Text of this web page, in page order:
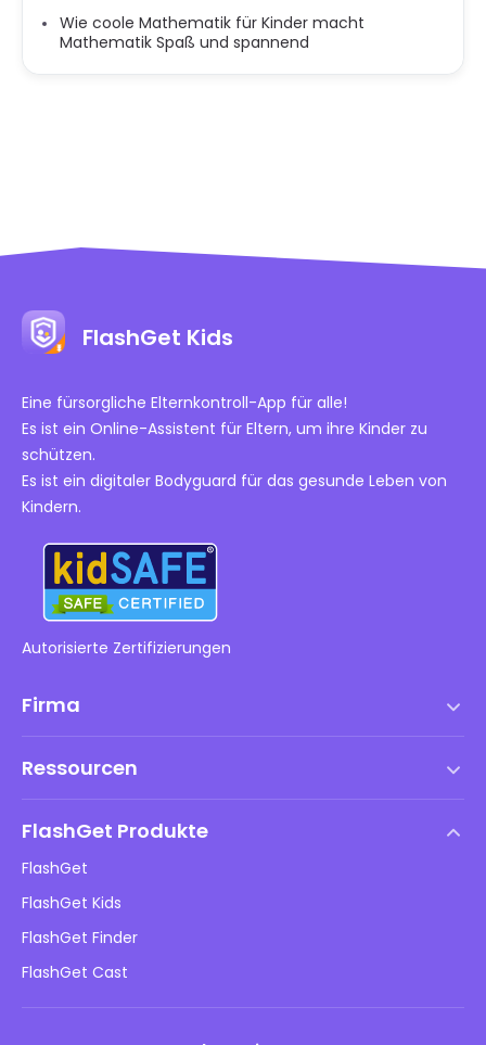
Wie coole Mathematik für Kinder macht
Mathematik Spaß und spannend
FlashGet Kids
Eine fürsorgliche Elternkontroll-App für alle!
Es ist ein Online-Assistent für Eltern, um ihre Kinder zu
schützen.
Es ist ein digitaler Bodyguard für das gesunde Leben von
Kindern.
Autorisierte Zertifizierungen
Firma
DMCA-Richtlinie
Datenschutzrichtlinie
Werberichtlinien
Verkaufen Sie nicht meine Informationen
Ressourcen
Online-Sicherheit für Kinder
Herunterladen
FlashGet Produkte
FlashGet
FlashGet Kids
FlashGet Finder
FlashGet Cast